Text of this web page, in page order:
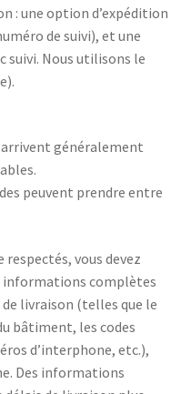
: une option d’expédition
de suivi), et une
suivi. Nous utilisons le
arrivent généralement
peuvent prendre entre
vous devez
informations complètes
livraison (telles que le
bâtiment, les codes
d’interphone, etc.),
Des informations